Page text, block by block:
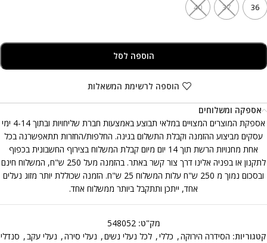
36
37
40
הוספה לסל
הוספה לרשימת המשאלות
אספקה ומשלוחים
אספקת המוצרים המצויים במלאי תבוצע באמצעות חברת שליחויות ובתוך 4-14 ימי
עסקים מביצוע ההזמנה וקבלת התשלום בגינה. החלפות/החזרות תתאפשרנה בכל
אחת מחנויות הרשת תוך 14 יום מיום קבלת המשלוח בצירוף החשבונית בכפוף
לתקנון או בפניה אלינו דרך צור קשר באתר. בהזמנה מעל 250 ש"ח, המשלוח חינם
ובסכום נמוך מ 250 ש"ח עלות המשלוח 25 ש"ח. הזמנה שכוללת יותר מזוג נעלים
אחד, ייתכן ותתקבל ביותר ממשלוח אחד.
מק"ט:548052
קטגוריות: הסידרה הירוקה, כללי, לכל נעלי נשים, נעלי סירה, נעלי עקב, סנדלי